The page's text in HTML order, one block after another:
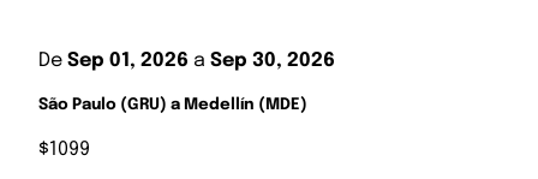
De Sep 01, 2026 a Sep 30, 2026
São Paulo (GRU) a Medellín (MDE)
$1099